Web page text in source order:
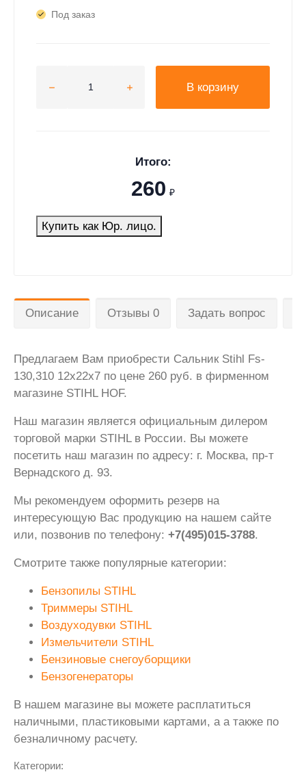
Под заказ
В корзину
Итого:
260 ₽
Купить как Юр. лицо.
Описание Отзывы 0 Задать вопрос
Предлагаем Вам приобрести Сальник Stihl Fs-
130,310 12x22x7 по цене 260 руб. в фирменном
магазине STIHL HOF.
Наш магазин является официальным дилером
торговой марки STIHL в России. Вы можете
посетить наш магазин по адресу: г. Москва, пр-т
Вернадского д. 93.
Мы рекомендуем оформить резерв на
интересующую Вас продукцию на нашем сайте
или, позвонив по телефону: +7(495)015-3788.
Смотрите также популярные категории:
Бензопилы STIHL
Триммеры STIHL
Воздуходувки STIHL
Измельчители STIHL
Бензиновые снегоуборщики
Бензогенераторы
В нашем магазине вы можете расплатиться
наличными, пластиковыми картами, а а также по
безналичному расчету.
Категории: